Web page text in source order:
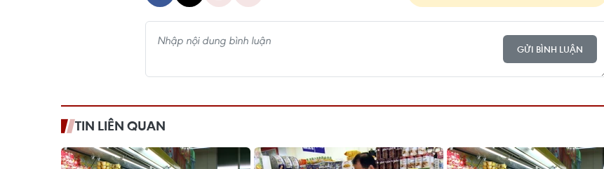
GỬI BÌNH LUẬN
TIN LIÊN QUAN